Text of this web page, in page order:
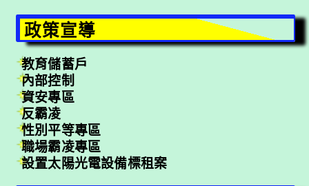
政策宣導
教育儲蓄戶
內部控制
資安專區
反霸凌
性別平等專區
職場霸凌專區
設置太陽光電設備標租案